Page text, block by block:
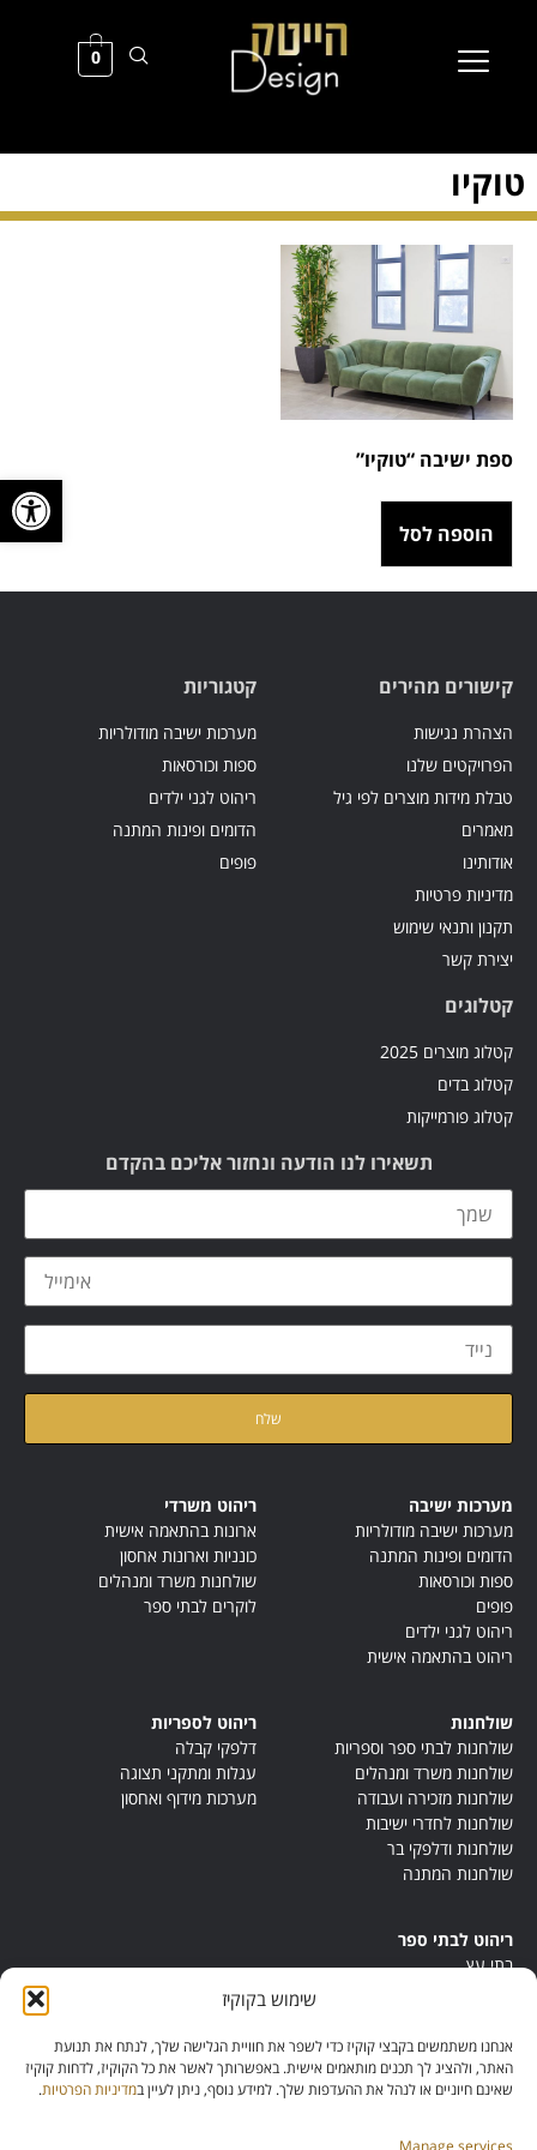
פתח
שימוש בקוקיז
אנחנו משתמשים בקבצי קוקיז כדי לשפר את חוויית הגלישה שלך, לנתח את תנועת
האתר, ולהציג לך תכנים מותאמים אישית. באפשרותך לאשר את כל הקוקיז, לדחות קוקיז
שאינם חיוניים או לנהל את ההעדפות שלך. למידע נוסף, ניתן לעיין במדיניות הפרטיות.
Manage services
0
טוקיו
ספת ישיבה “טוקיו”
הוספה לסל
קישורים מהירים
הצהרת נגישות
הפרויקטים שלנו
טבלת מידות מוצרים לפי גיל
מאמרים
אודותינו
מדיניות פרטיות
תקנון ותנאי שימוש
יצירת קשר
קטגוריות
מערכות ישיבה מודולריות
ספות וכורסאות
ריהוט לגני ילדים
הדומים ופינות המתנה
פופים
קטלוגים
קטלוג מוצרים 2025
קטלוג בדים
קטלוג פורמייקות
תשאירו לנו הודעה ונחזור אליכם בהקדם
מערכות ישיבה
מערכות ישיבה מודולריות
הדומים ופינות המתנה
ספות וכורסאות
פופים
ריהוט לגני ילדים
ריהוט בהתאמה אישית
ריהוט משרדי
ארונות בהתאמה אישית
כונניות וארונות אחסון
שולחנות משרד ומנהלים
לוקרים לבתי ספר
שולחנות
שולחנות לבתי ספר וספריות
שולחנות משרד ומנהלים
שולחנות מזכירה ועבודה
שולחנות לחדרי ישיבות
שולחנות ודלפקי בר
שולחנות המתנה
ריהוט לספריות
דלפקי קבלה
עגלות ומתקני תצוגה
מערכות מידוף ואחסון
ריהוט לבתי ספר
בתי עץ
ריהוט מונטסורי
ריהוט אנתרופוסופי